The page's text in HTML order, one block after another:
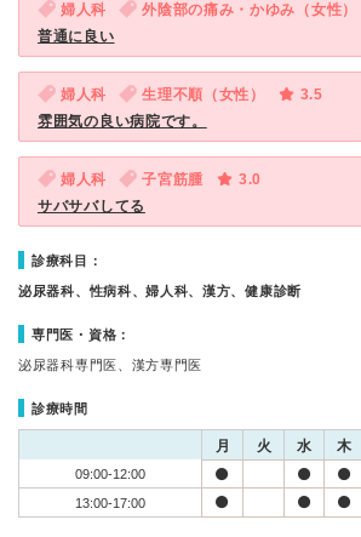
婦人科 外陰部の痛み・かゆみ（女性）
普通に良い
婦人科 生理不順（女性）
3.5
雰囲気の良い病院です。
婦人科 子宮筋腫
3.0
サバサバしてる
診療科目：
泌尿器科、性病科、婦人科、漢方、健康診断
専門医・資格：
泌尿器科専門医、漢方専門医
診療時間
月 火 水 木
09:00-12:00
13:00-17:00